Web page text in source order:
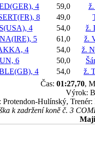
4 59,0
8 49,0
4 54,0
ž.
5 61,0
ž.
4 54,0
ž.
6 50,0
4 54,0
ž.
Čas: 01:27,70,
Výrok:
Protendon-Hulínský,
k zadržení koně č. 3